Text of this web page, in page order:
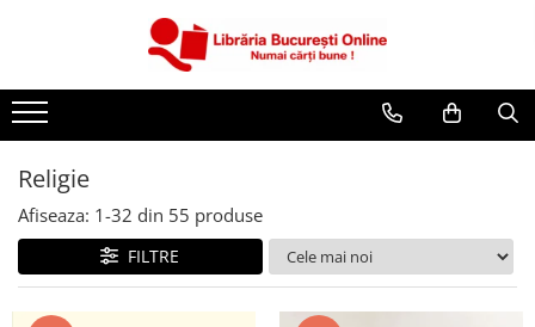
Artă și Enciclopedii
Beletristică
Business și Economie
Cărți pentru copii
Cărți pentru tineri
Creșterea copilului
Religie
Afiseaza: 1-32 din 55 produse
FILTRE